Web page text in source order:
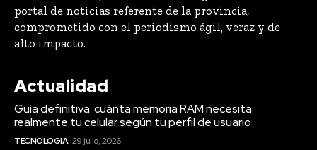
portal de noticias referente de la provincia,
comprometido con el periodismo ágil, veraz y de
alto impacto.
Actualidad
Guía definitiva: cuánta memoria RAM necesita
realmente tu celular según tu perfil de usuario
TECNOLOGÍA 29 julio, 2026